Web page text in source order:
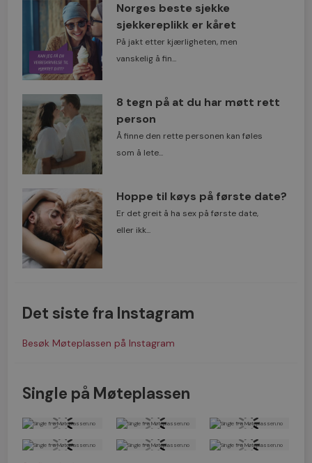
Norges beste sjekke
sjekkereplikk er kåret
På jakt etter kjærligheten, men
vanskelig å fin...
8 tegn på at du har møtt rett
person
Å finne den rette personen kan føles
som å lete...
Hoppe til køys på første date?
Er det greit å ha sex på første date,
eller ikk...
Det siste fra Instagram
Besøk Møteplassen på Instagram
Single på Møteplassen